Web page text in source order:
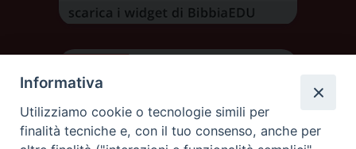
Informativa
Utilizziamo cookie o tecnologie simili per
finalità tecniche e, con il tuo consenso, anche per